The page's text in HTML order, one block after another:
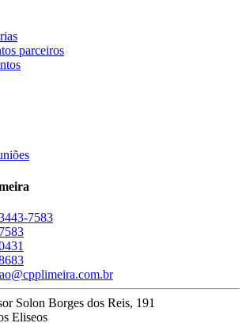
parceiros
7583
Solon Borges dos Reis, 191
Eliseos